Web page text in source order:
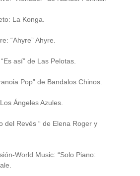
La Konga.
“Ahyre” Ahyre.
así” de Las Pelotas.
Pop” de Bandalos Chinos.
Ángeles Azules.
del Revés “ de Elena Roger y
World Music: “Solo Piano: